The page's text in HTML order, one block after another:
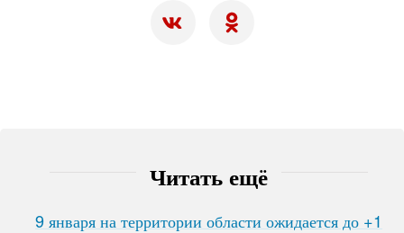
Читать ещё
9 января на территории области ожидается до +1